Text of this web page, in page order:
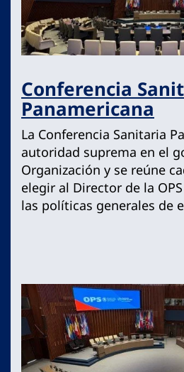
Conferencia
Panamericana
La Conferencia Sanitaria
autoridad suprema en el
Organización y se reúne
elegir al Director de la
las políticas generales de